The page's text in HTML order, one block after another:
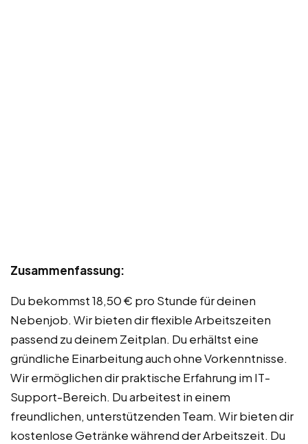
Zusammenfassung:
Du bekommst 18,50 € pro Stunde für deinen
Nebenjob. Wir bieten dir flexible Arbeitszeiten
passend zu deinem Zeitplan. Du erhältst eine
gründliche Einarbeitung auch ohne Vorkenntnisse.
Wir ermöglichen dir praktische Erfahrung im IT-
Support-Bereich. Du arbeitest in einem
freundlichen, unterstützenden Team. Wir bieten dir
kostenlose Getränke während der Arbeitszeit. Du